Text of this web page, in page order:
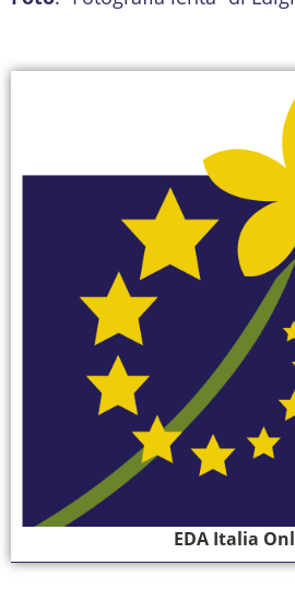
EDA Italia